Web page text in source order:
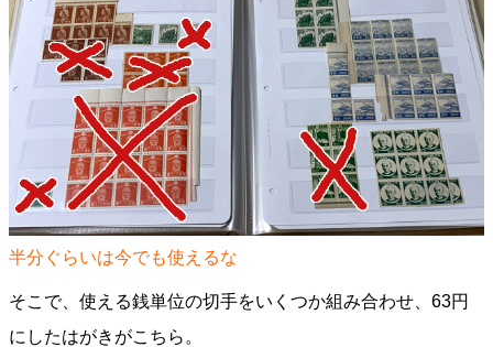
半分ぐらいは今でも使えるな
そこで、使える銭単位の切手をいくつか組み合わせ、63円
にしたはがきがこちら。